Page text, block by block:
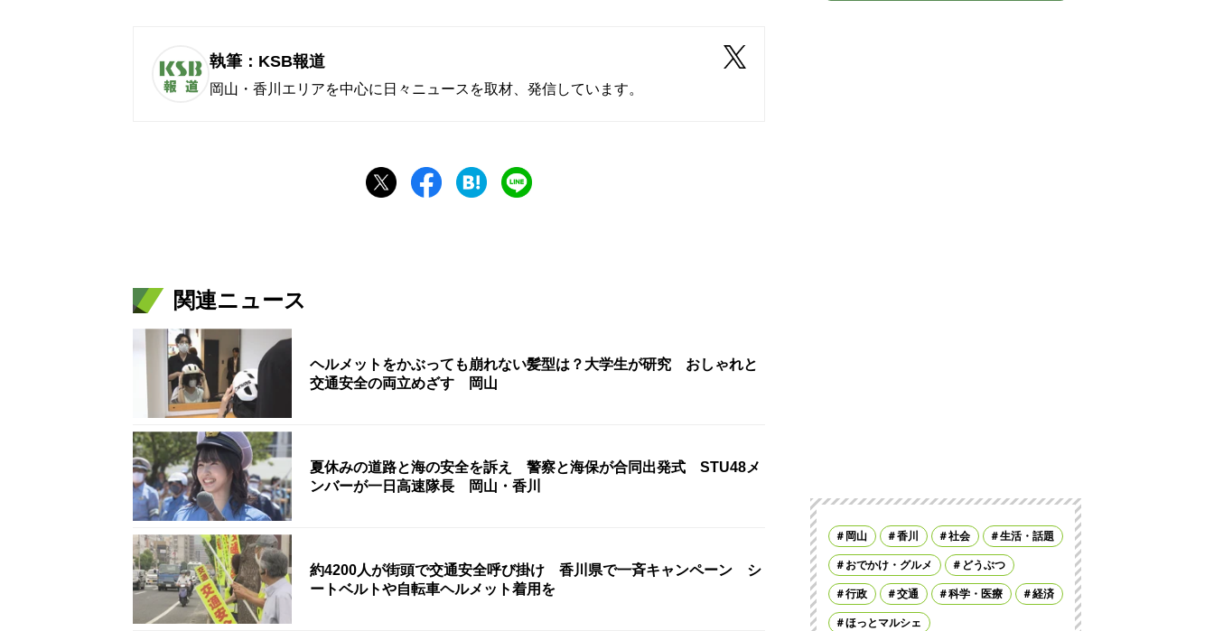
執筆：KSB報道
岡山・香川エリアを中心に日々ニュースを取材、発信しています。
関連ニュース
ヘルメットをかぶっても崩れない髪型は？大学生が研究 おしゃれと
交通安全の両立めざす 岡山
夏休みの道路と海の安全を訴え 警察と海保が合同出発式 STU48メ
ンバーが一日高速隊長 岡山・香川
約4200人が街頭で交通安全呼び掛け 香川県で一斉キャンペーン シ
ートベルトや自転車ヘルメット着用を
岡山 香川 社会 生活・話題
おでかけ・グルメ どうぶつ
行政 交通 科学・医療 経済
ほっとマルシェ